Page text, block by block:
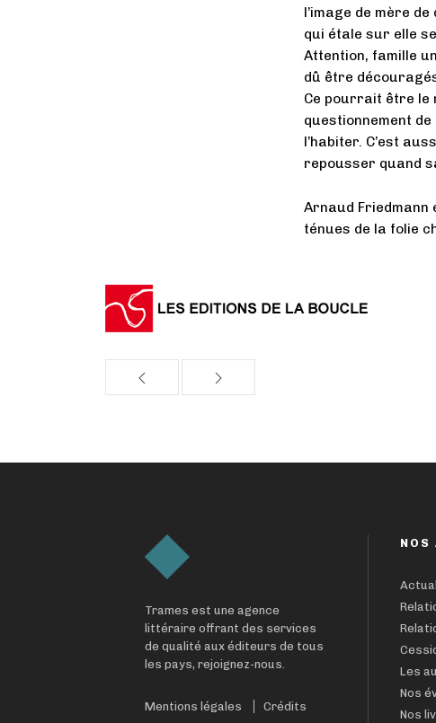
l’image de mère
qui étale sur elle
Attention, famille
dû être
Ce pourrait être le
questionnement
l’habiter. C’est
repousser quand
Arnaud Friedmann
ténues de la folie
Trames est une agence
littéraire offrant des services
de qualité aux éditeurs de tous
les pays, rejoignez-nous.
Mentions légales Crédits
Les
Nos
Nos